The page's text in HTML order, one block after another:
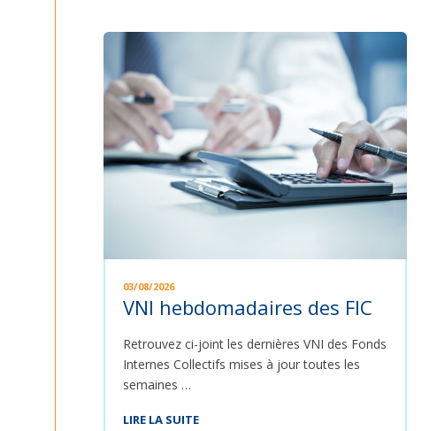
03/08/2026
VNI hebdomadaires des FIC
Retrouvez ci-joint les dernières VNI des Fonds
Internes Collectifs mises à jour toutes les
semaines …
LIRE LA SUITE